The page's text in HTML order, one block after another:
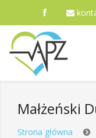
Małżeński
Strona główna